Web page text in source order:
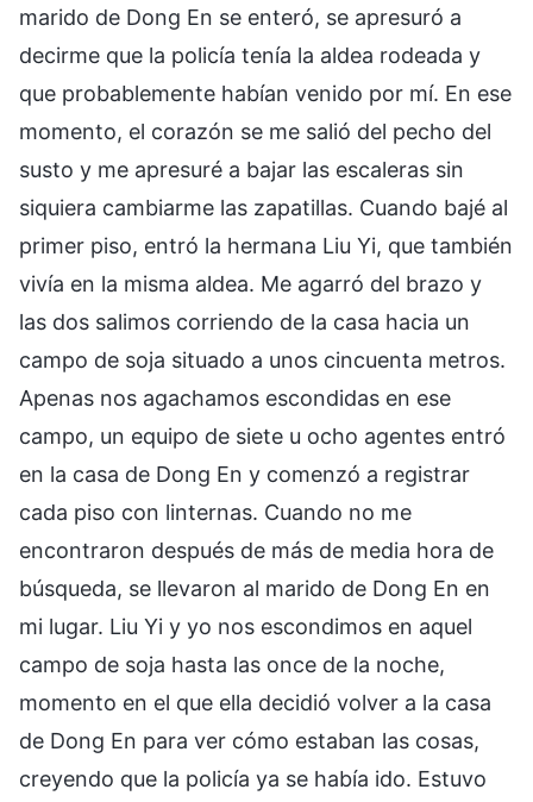
marido de Dong En se enteró, se apresuró a
decirme que la policía tenía la aldea rodeada y
que probablemente habían venido por mí. En ese
momento, el corazón se me salió del pecho del
susto y me apresuré a bajar las escaleras sin
siquiera cambiarme las zapatillas. Cuando bajé al
primer piso, entró la hermana Liu Yi, que también
vivía en la misma aldea. Me agarró del brazo y
las dos salimos corriendo de la casa hacia un
campo de soja situado a unos cincuenta metros.
Apenas nos agachamos escondidas en ese
campo, un equipo de siete u ocho agentes entró
en la casa de Dong En y comenzó a registrar
cada piso con linternas. Cuando no me
encontraron después de más de media hora de
búsqueda, se llevaron al marido de Dong En en
mi lugar. Liu Yi y yo nos escondimos en aquel
campo de soja hasta las once de la noche,
momento en el que ella decidió volver a la casa
de Dong En para ver cómo estaban las cosas,
creyendo que la policía ya se había ido. Estuvo